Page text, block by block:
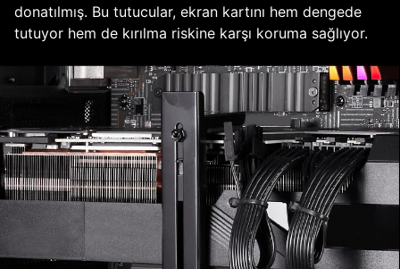
donatılmış. Bu tutucular, ekran kartını hem dengede
tutuyor hem de kırılma riskine karşı koruma sağlıyor.